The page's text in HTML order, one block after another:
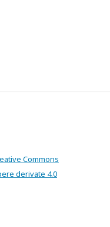
Commons
derivate 4.0